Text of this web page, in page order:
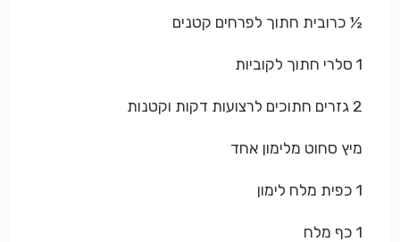
½ כרובית חתוך לפרחים קטנים
1 סלרי חתוך לקוביות
2 גזרים חתוכים לרצועות דקות וקטנות
מיץ סחוט מלימון אחד
1 כפית מלח לימון
1 כף מלח